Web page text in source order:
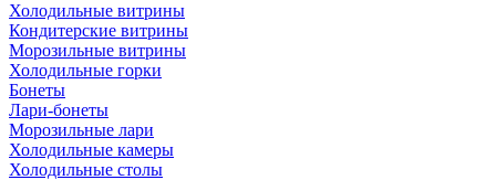
Холодильные витрины
Кондитерские витрины
Морозильные витрины
Холодильные горки
Бонеты
Лари-бонеты
Морозильные лари
Холодильные камеры
Холодильные столы